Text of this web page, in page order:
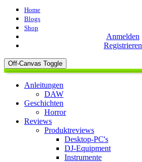
Home
Blogs
Shop
Anmelden
Registrieren
Off-Canvas Toggle
Anleitungen
DAW
Geschichten
Horror
Reviews
Produktreviews
Desktop-PC's
DJ-Equipment
Instrumente